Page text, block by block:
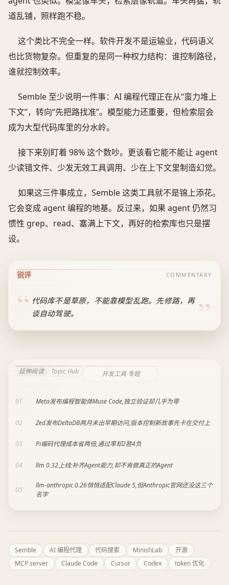
道乱铺，照样跑不稳。
这个类比不完全一样。软件开发不是运输业，代码语义
也比货物复杂。但重复的是同一种权力结构：谁控制路径，
谁就控制效率。
Semble 至少说明一件事：AI 编程代理正在从“蛮力堆上
下文”，转向“先把路找准”。模型能力还重要，但检索层会
成为大型代码库里的分水岭。
接下来别盯着 98% 这个数吵。更该看它能不能让 agent
少读错文件、少发无效工具调用、少在上下文里制造幻觉。
如果这三件事成立，Semble 这类工具就不是锦上添花。
它会变成 agent 编程的地基。反过来，如果 agent 仍然习
惯性 grep、read、塞满上下文，再好的检索库也只是摆
设。
锐评 COMMENTARY
代码库不是草原，不能靠模型乱跑。先修路，再
谈自动驾驶。
延伸阅读 Topic Hub 开发工具 专题
01 Meta发布编程智能体Muse Code,独立验证却几乎为零
02 Zed发布DeltaDB两月未出早期访问,版本控制新故事先卡在交付上
03 Pi编码代理成本省两倍,通过率却2胜4负
04 llm 0.32上线:补齐Agent能力,却不肯做真正的Agent
05
llm-anthropic 0.26悄悄适配Claude 5,但Anthropic官网还没这三个
名字
Semble AI 编程代理 代码搜索 MinishLab
开源
MCP server
Claude Code Cursor Codex token 优化